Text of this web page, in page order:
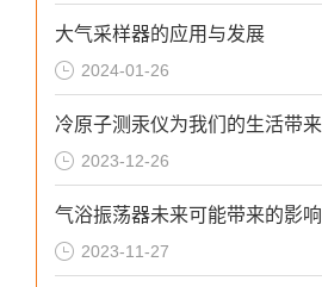
大气采样器的应用与发展
2024-01-26
2023-12-26
气浴振荡器未来可能带来的影响
2023-11-27